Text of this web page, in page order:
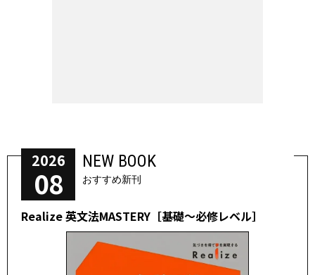
2026
08
NEW BOOK
おすすめ新刊
Realize 英文法MASTERY［基礎～必修レベル］